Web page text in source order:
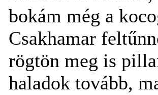
bokám még a
Csakhamar
rögtön meg is
haladok tovább,